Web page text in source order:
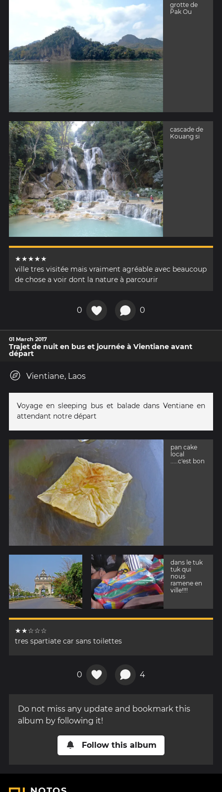
grotte de
Pak Ou
cascade de
Kouang si
★★★★★
ville tres visitée mais vraiment agréable avec beaucoup
de chose a voir dont la nature à parcourir
0 0
01 March 2017
Trajet de nuit en bus et journée à Vientiane avant
départ
Vientiane, Laos
Voyage en sleeping bus et balade dans Ventiane en
attendant notre départ
pan cake
local
.....c'est bon
dans le tuk
tuk qui
nous
ramene en
ville!!!!
★★☆☆☆
tres spartiate car sans toilettes
0 4
Do not miss any update and bookmark this
album by following it!
Follow this album